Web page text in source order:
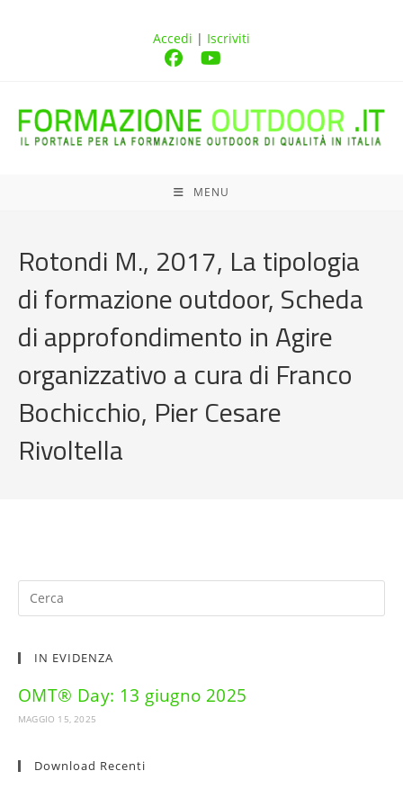
Accedi | Iscriviti
MENU
Rotondi M., 2017, La tipologia
di formazione outdoor, Scheda
di approfondimento in Agire
organizzativo a cura di Franco
Bochicchio, Pier Cesare
Rivoltella
IN EVIDENZA
OMT® Day: 13 giugno 2025
MAGGIO 15, 2025
Download Recenti